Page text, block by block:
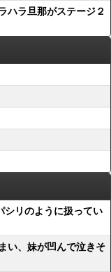
ハラ旦那がステージ２
シリのように扱ってい
い、妹が凹んで泣きそ